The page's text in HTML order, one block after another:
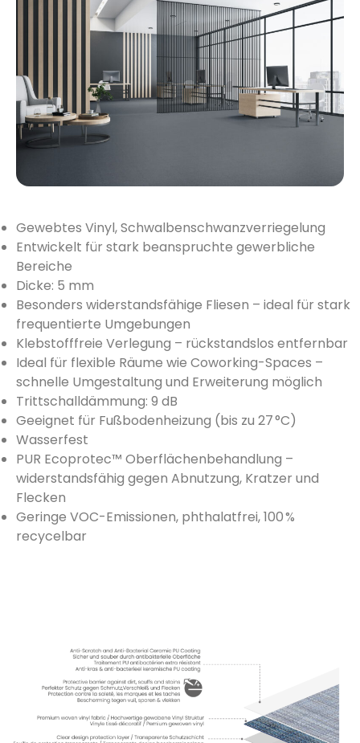
Gewebtes Vinyl, Schwalbenschwanzverriegelung
Entwickelt für stark beanspruchte gewerbliche
Bereiche
Dicke: 5 mm
Besonders widerstandsfähige Fliesen – ideal für stark
frequentierte Umgebungen
Klebstofffreie Verlegung – rückstandslos entfernbar
Ideal für flexible Räume wie Coworking-Spaces –
schnelle Umgestaltung und Erweiterung möglich
Trittschalldämmung: 9 dB
Geeignet für Fußbodenheizung (bis zu 27 °C)
Wasserfest
PUR Ecoprotec™ Oberflächenbehandlung –
widerstandsfähig gegen Abnutzung, Kratzer und
Flecken
Geringe VOC-Emissionen, phthalatfrei, 100 %
recycelbar